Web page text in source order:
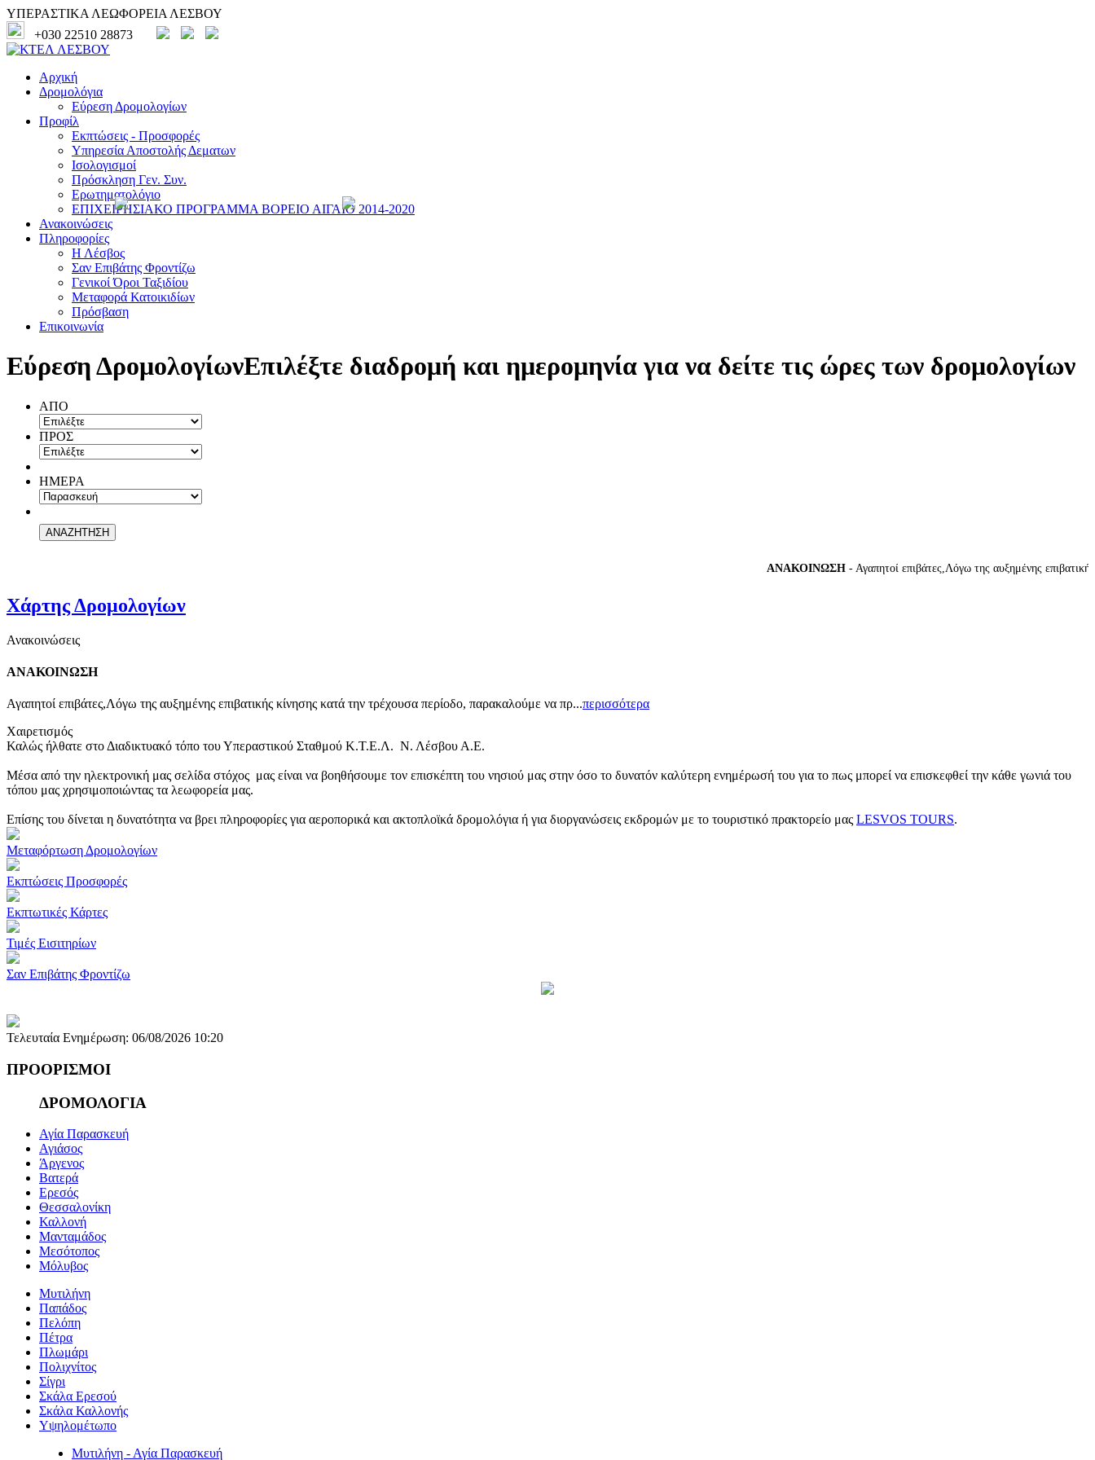
ΥΠΕΡΑΣΤΙΚΑ ΛΕΩΦΟΡΕΙΑ ΛΕΣΒΟΥ
+030 22510 28873
Αρχική
Δρομολόγια
Εύρεση Δρομολογίων
Προφίλ
Εκπτώσεις - Προσφορές
Υπηρεσία Αποστολής Δεματων
Ισολογισμοί
Πρόσκληση Γεν. Συν.
Ερωτηματολόγιο
ΕΠΙΧΕΙΡΗΣΙΑΚΟ ΠΡΟΓΡΑΜΜΑ ΒΟΡΕΙΟ ΑΙΓΑΙΟ 2014-2020
Ανακοινώσεις
Πληροφορίες
Η Λέσβος
Σαν Επιβάτης Φροντίζω
Γενικοί Όροι Ταξιδίου
Μεταφορά Κατοικιδίων
Πρόσβαση
Επικοινωνία
Εύρεση ΔρομολογίωνΕπιλέξτε διαδρομή και ημερομηνία για να δείτε τις ώρες των δρομολογίων
ΑΠΟ
ΠΡΟΣ
ΗΜΕΡΑ
ΑΝΑΚΟΙΝΩΣΗ- Αγαπητοί επιβάτες,Λόγω της αυξημένης επιβατικής
Χάρτης Δρομολογίων
Ανακοινώσεις
ΑΝΑΚΟΙΝΩΣΗ
Αγαπητοί επιβάτες,Λόγω της αυξημένης επιβατικής κίνησης κατά την τρέχουσα περίοδο, παρακαλούμε να πρ...περισσότερα
Χαιρετισμός
Καλώς ήλθατε στο Διαδικτυακό τόπο του Υπεραστικού Σταθμού Κ.Τ.Ε.Λ. Ν. Λέσβου Α.Ε.
Μέσα από την ηλεκτρονική μας σελίδα στόχος μας είναι να βοηθήσουμε τον επισκέπτη του νησιού μας στην όσο το δυνατόν καλύτερη ενημέρωσή του για το πως μπορεί να επισκεφθεί την κάθε γωνιά του
τόπου μας χρησιμοποιώντας τα λεωφορεία μας.
Επίσης του δίνεται η δυνατότητα να βρει πληροφορίες για αεροπορικά και ακτοπλοϊκά δρομολόγια ή για διοργανώσεις εκδρομών με το τουριστικό πρακτορείο μας LESVOS TOURS.
Μεταφόρτωση Δρομολογίων
Εκπτώσεις Προσφορές
Εκπτωτικές Κάρτες
Τιμές Εισιτηρίων
Σαν Επιβάτης Φροντίζω
Τελευταία Ενημέρωση: 06/08/2026 10:20
ΠΡΟΟΡΙΣΜΟΙ
ΔΡΟΜΟΛΟΓΙΑ
Αγία Παρασκευή
Αγιάσος
Άργενος
Βατερά
Ερεσός
Θεσσαλονίκη
Καλλονή
Μανταμάδος
Μεσότοπος
Μόλυβος
Μυτιλήνη
Παπάδος
Πελόπη
Πέτρα
Πλωμάρι
Πολιχνίτος
Σίγρι
Σκάλα Ερεσού
Σκάλα Καλλονής
Υψηλομέτωπο
Μυτιλήνη - Αγία Παρασκευή